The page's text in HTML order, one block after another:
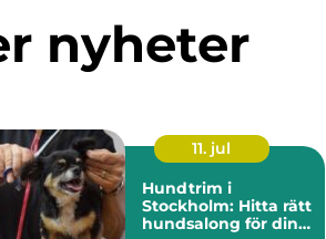
nyheter
11. jul
Hundtrim i
Stockholm: Hitta rätt
hundsalong för din